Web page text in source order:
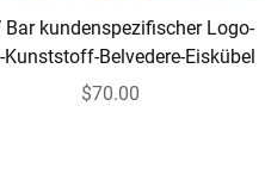
Bar kundenspezifischer Logo-
Kunststoff-Belvedere-Eiskübel
$70.00